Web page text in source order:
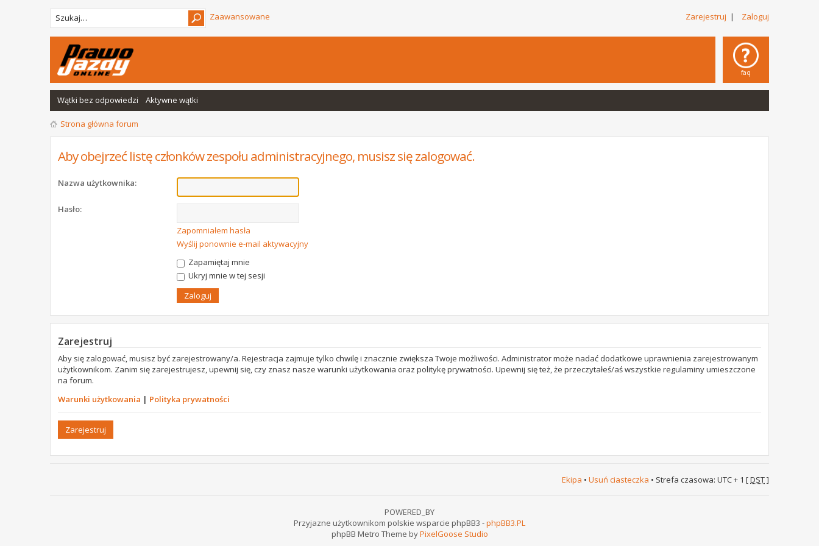
Zarejestruj | Zaloguj
Zaawansowane
faq
Wątki bez odpowiedzi Aktywne wątki
Strona główna forum
Aby obejrzeć listę członków zespołu administracyjnego, musisz się zalogować.
Nazwa użytkownika:
Hasło:
Zapomniałem hasła
Wyślij ponownie e-mail aktywacyjny
Zapamiętaj mnie
Ukryj mnie w tej sesji
Zarejestruj
Aby się zalogować, musisz być zarejestrowany/a. Rejestracja zajmuje tylko chwilę i znacznie zwiększa Twoje możliwości. Administrator może nadać dodatkowe uprawnienia zarejestrowanym
użytkownikom. Zanim się zarejestrujesz, upewnij się, czy znasz nasze warunki użytkowania oraz politykę prywatności. Upewnij się też, że przeczytałeś/aś wszystkie regulaminy umieszczone
na forum.
Warunki użytkowania | Polityka prywatności
Zarejestruj
Ekipa • Usuń ciasteczka • Strefa czasowa: UTC + 1 [DST]
POWERED_BY
Przyjazne użytkownikom polskie wsparcie phpBB3 -phpBB3.PL
phpBB Metro Theme byPixelGoose Studio